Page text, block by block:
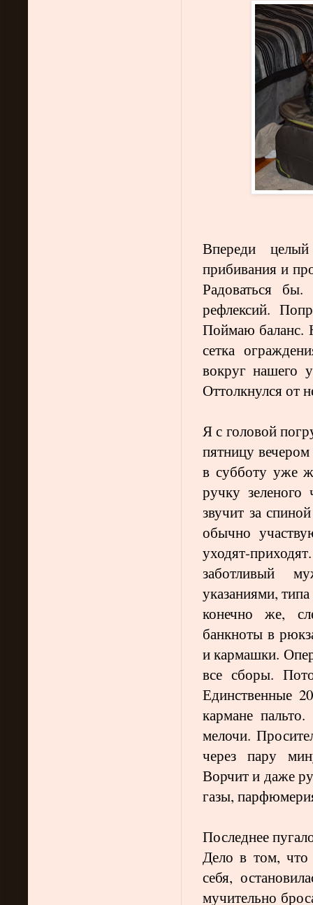
Впереди
прибивания и
Радоваться
рефлексий.
Поймаю баланс.
сетка
вокруг нашего
Оттолкнулся от
Я с головой
пятницу
в субботу уже
ручку
звучит за
обычно
уходят-
заботливый
указаниями,
конечно же,
банкноты в
и кармашки.
все сборы.
Единственные
кармане
мелочи.
через пару
Ворчит и даже
газы,
Последнее
Дело в том, что
себя,
мучительно